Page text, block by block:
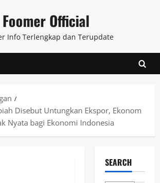
Foomer Official
Info Terlengkap dan Terupdate
Disebut Untungkan Ekspor, Ekonom
Nyata bagi Ekonomi Indonesia
SEARCH